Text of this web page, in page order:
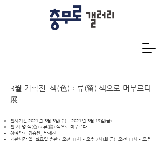
3월 기획전_색(色)ː류(留) 색으로 머무르다
展
전시기간 2021년 3월 3일(수) – 2021년 3월 19일(금)
전 시 명 색(色)ː류(留) 색으로 머무르다
참여작가 김승환, 박세진
개관시간 일, 월요일 휴관 / 오전 11시 – 오후 7시(화-금), 오전 11시 – 오후